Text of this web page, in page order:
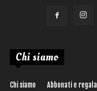
Chi siamo
Chi siamo Abbonati e regala